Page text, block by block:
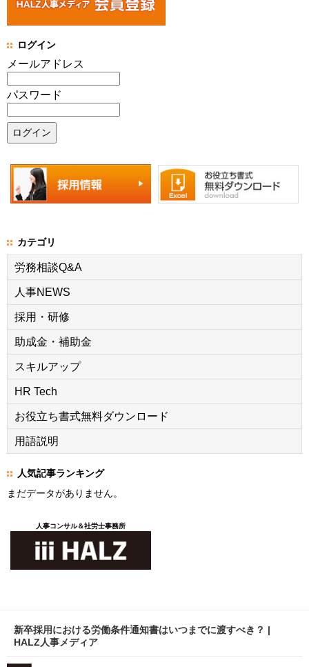
ログイン
メールアドレス
パスワード
カテゴリ
労務相談Q&A
人事NEWS
採用・研修
助成金・補助金
スキルアップ
HR Tech
お役立ち書式無料ダウンロード
用語説明
人気記事ランキング
まだデータがありません。
人事コンサル＆社労士事務所
新卒採用における労働条件通知書はいつまでに渡すべき？ |
HALZ人事メディア